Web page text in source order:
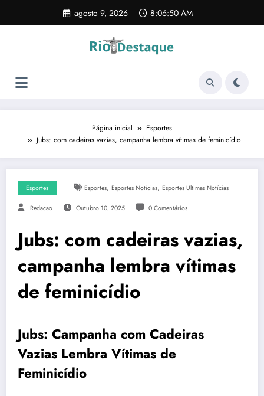
o
agosto 9, 2026 8:06:51 AM
Página inicial
Esportes
Jubs: com cadeiras vazias, campanha lembra vítimas de feminicídio
Esportes Esportes, Esportes Notícias, Esportes Ultimas Notícias
Redacao Outubro 10, 2025 0 Comentários
Jubs: com cadeiras vazias,
campanha lembra vítimas
de feminicídio
Jubs: Campanha com Cadeiras
Vazias Lembra Vítimas de
Feminicídio